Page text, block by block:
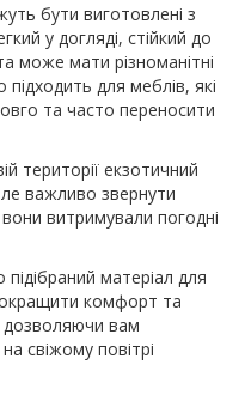
бути виготовлені з
у догляді, стійкий до
може мати різноманітні
для меблів, які
та часто переносити
території екзотичний
важливо звернути
витримували погодні
матеріал для
комфорт та
дозволяючи вам
свіжому повітрі